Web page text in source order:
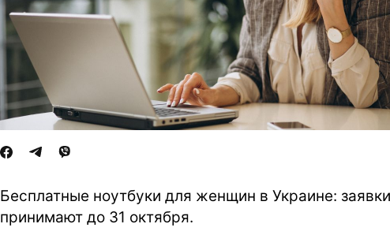
Бесплатные ноутбуки для женщин в Украине: заявки
принимают до 31 октября.